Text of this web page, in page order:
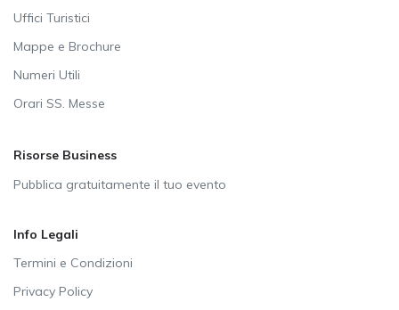
Uffici Turistici
Mappe e Brochure
Numeri Utili
Orari SS. Messe
Risorse Business
Pubblica gratuitamente il tuo evento
Info Legali
Termini e Condizioni
Privacy Policy